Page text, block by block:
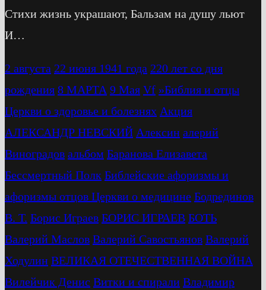
Стихи жизнь украшают, Бальзам на душу льют
И…
2 августа 22 июня 1941 года 220 лет со дня
рождения 8 МАРТА 9 Мая Vf »Библия и отцы
Церкви о здоровье и болезнях Акция
АЛЕКСАНДР НЕВСКИЙ Алексин алерий
Виноградов альбом Баранова Елизавета
Бессмертный Полк Библейские афоризмы и
афоризмы отцов Церкви о медицине Бодрединов
В. Т. Бориc Играев БОРИС ИГРАЕВ БОТЬ
Валерий Маслов Валерий Савостьянов Валерий
Ходулин ВЕЛИКАЯ ОТЕЧЕСТВЕННАЯ ВОЙНА
Вилейчик Денис Витки и спирали Владимир